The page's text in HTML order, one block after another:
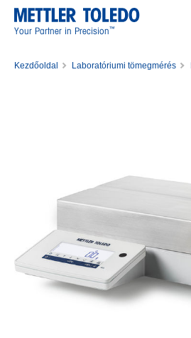
Your Partner in Precision™
Kezdőoldal Laboratóriumi tömegmérés